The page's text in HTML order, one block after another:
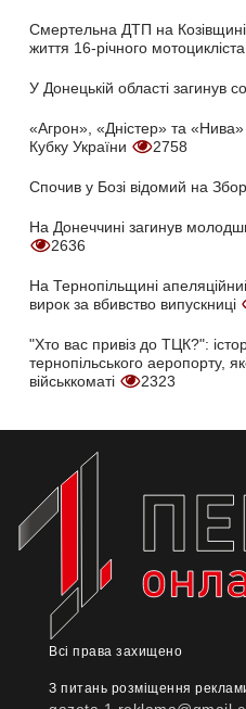
Смертельна ДТП на
життя 16-річного мотоцикліста
У Донецькій області загинув
«Агрон», «Дністер» та «Нива»
Кубку України
2758
Спочив у Бозі відомий на
На Донеччині загинув
2636
На Тернопільщині
вирок за вбивство випускниці
"Хто вас привіз до ТЦК?":
тернопільського аеропорту,
військкоматі
2323
Всі права захищено
З питань розміщення